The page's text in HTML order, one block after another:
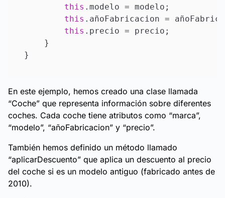
this .modelo = modelo;
this .añoFabricacion =
this .precio = precio;
    }
En este ejemplo, hemos creado una clase llamada
“Coche” que representa información sobre diferentes
coches. Cada coche tiene atributos como “marca”,
“modelo”, “añoFabricacion” y “precio”.
También hemos definido un método llamado
“aplicarDescuento” que aplica un descuento al precio
del coche si es un modelo antiguo (fabricado antes de
2010).